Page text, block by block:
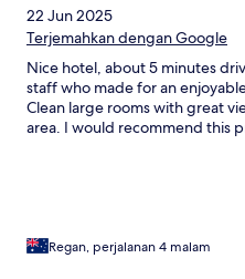
22 Jun 2025
Terjemahkan dengan Google
Nice hotel, about 5 minutes
staff who made for an
Clean large rooms with great
area. I would recommend this
Regan, perjalanan 4 malam